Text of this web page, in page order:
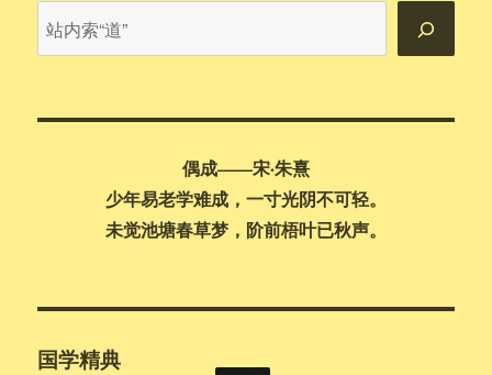
内
偶成——宋·朱熹
少年易老学难成，一寸光阴不可轻。
未觉池塘春草梦，阶前梧叶已秋声。
国学精典